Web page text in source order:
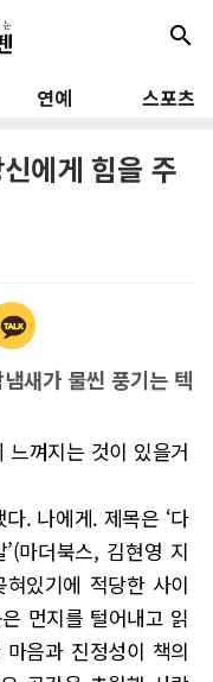
search
연예 스포츠
에게 힘을 주
새가 물씬 풍기는 텍
껴지는 것이 있을거
. 나에게. 제목은 ‘다
마더북스, 김현영 지
있기에 적당한 사이
먼지를 털어내고 읽
음과 진정성이 책의